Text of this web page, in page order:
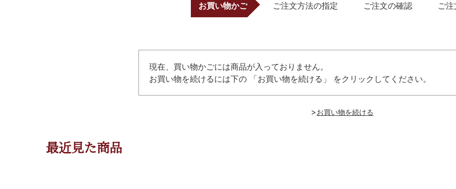
お買い物かご ご注文方法の指定 ご注文の確認 ご
現在、買い物かごには商品が入っておりません。
お買い物を続けるには下の 「お買い物を続ける」 をクリックしてください。
>
最近見た商品